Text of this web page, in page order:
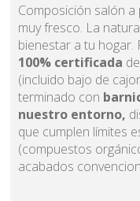
Composición salón
muy fresco. La
bienestar a tu hogar.
100% certificada
(incluido bajo de
terminado con
nuestro entorno,
que cumplen límites
(compuestos
acabados
madera con nudos